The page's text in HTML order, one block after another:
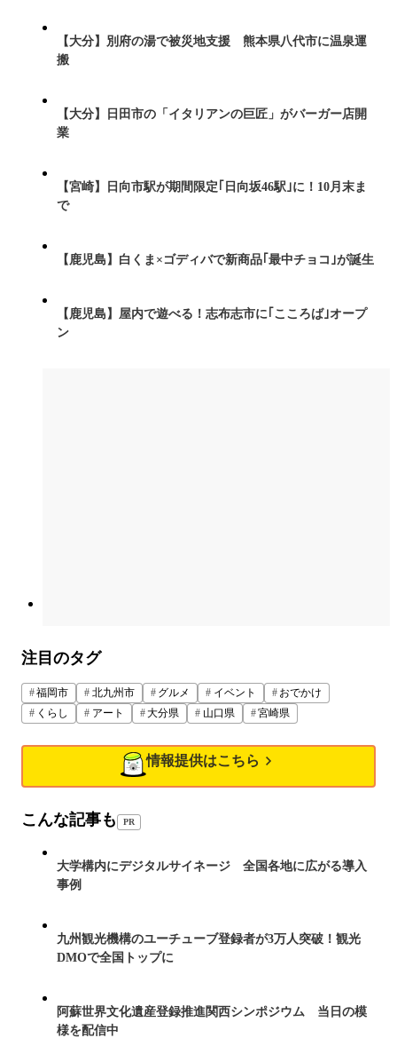
【大分】別府の湯で被災地支援 熊本県八代市に温泉運
搬
【大分】日田市の「イタリアンの巨匠」がバーガー店開
業
【宮崎】日向市駅が期間限定｢日向坂46駅｣に！10月末ま
で
【鹿児島】白くま×ゴディバで新商品｢最中チョコ｣が誕生
【鹿児島】屋内で遊べる！志布志市に｢こころば｣オープ
ン
注目のタグ
福岡市 北九州市 グルメ イベント
おでかけ
くらし
アート 大分県 山口県 宮崎県
情報提供はこちら
こんな記事も PR
大学構内にデジタルサイネージ 全国各地に広がる導入
事例
九州観光機構のユーチューブ登録者が3万人突破！観光
DMOで全国トップに
阿蘇世界文化遺産登録推進関西シンポジウム 当日の模
様を配信中